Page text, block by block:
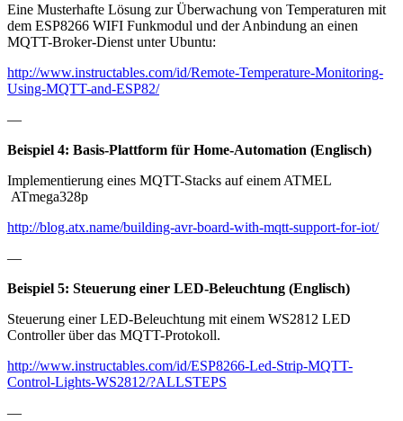
Eine Musterhafte Lösung zur Überwachung von Temperaturen mit
dem ESP8266 WIFI Funkmodul und der Anbindung an einen
MQTT-Broker-Dienst unter Ubuntu:
http://www.instructables.com/id/Remote-Temperature-Monitoring-
Using-MQTT-and-ESP82/
—
Beispiel 4: Basis-Plattform für Home-Automation (Englisch)
Implementierung eines MQTT-Stacks auf einem ATMEL
ATmega328p
http://blog.atx.name/building-avr-board-with-mqtt-support-for-iot/
—
Beispiel 5: Steuerung einer LED-Beleuchtung (Englisch)
Steuerung einer LED-Beleuchtung mit einem WS2812 LED
Controller über das MQTT-Protokoll.
http://www.instructables.com/id/ESP8266-Led-Strip-MQTT-
Control-Lights-WS2812/?ALLSTEPS
—